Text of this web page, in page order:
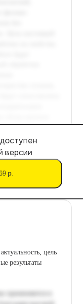
версии
р.
цель
результаты